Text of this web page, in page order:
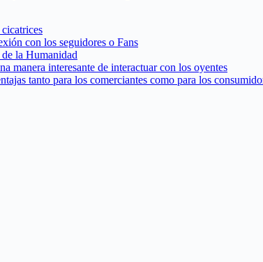
con los seguidores o Fans
la Humanidad
manera interesante de interactuar con los oyentes
tanto para los comerciantes como para los